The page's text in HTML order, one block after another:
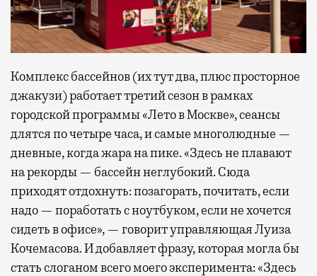
Комплекс бассейнов (их тут два, плюс просторное
джакузи) работает третий сезон в рамках
городской программы «Лето в Москве», сеансы
длятся по четыре часа, и самые многолюдные —
дневные, когда жара на пике. «Здесь не плавают
на рекорды — бассейн неглубокий. Сюда
приходят отдохнуть: позагорать, почитать, если
надо — поработать с ноутбуком, если не хочется
сидеть в офисе», — говорит управляющая Луиза
Кочемасова. И добавляет фразу, которая могла бы
стать слоганом всего моего эксперимента: «Здесь